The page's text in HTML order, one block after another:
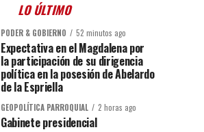
LO ÚLTIMO
PODER & GOBIERNO 52 minutos ago
Expectativa en el Magdalena por
la participación de su dirigencia
política en la posesión de Abelardo
de la Espriella
GEOPOLÍTICA PARROQUIAL 2 horas ago
Gabinete presidencial